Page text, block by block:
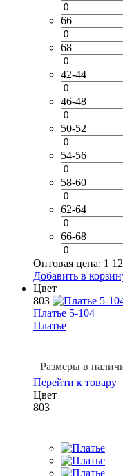
66
68
42-44
46-48
50-52
54-56
58-60
62-64
66-68
Оптовая цена: 1
Добавить в
Цвет
803
Платье 5-104
Платье
Размеры в
Перейти к товару
Цвет
803